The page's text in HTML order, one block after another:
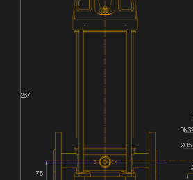
DN32
267
75
Ø85